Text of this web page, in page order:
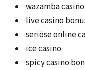
·wazamba casino
·live casino
·seriöse online
·ice casino
·spicy casino